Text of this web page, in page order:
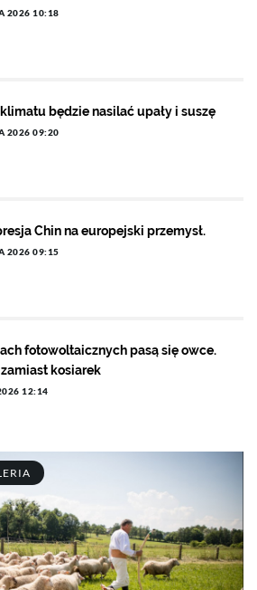
2026 10:18
będzie nasilać upały i suszę
2026 09:20
Chin na europejski przemysł.
2026 09:15
fotowoltaicznych pasą się owce.
kosiarek
12:14